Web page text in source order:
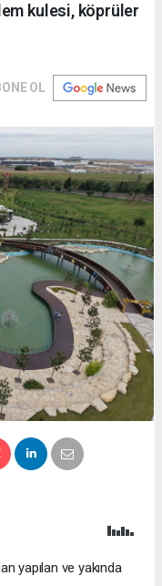
kulesi, köprüler
OL
yapılan ve yakında